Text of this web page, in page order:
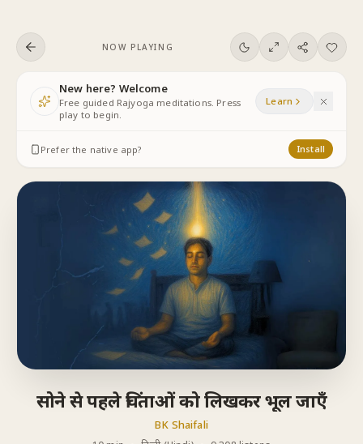
NOW PLAYING
New here? Welcome
Free guided Rajyoga meditations. Press
play to begin.
Learn
Prefer the native app? Install
सोने से पहले चिंताओं को लिखकर भूल जाएँ
BK Shaifali